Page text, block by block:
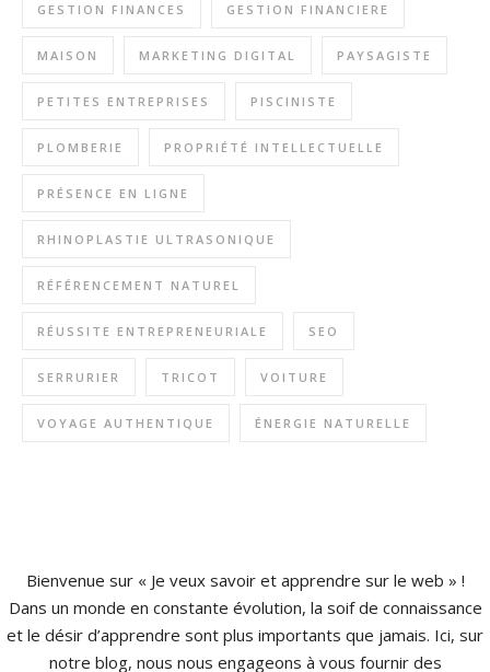
GESTION FINANCES GESTION FINANCIERE
MAISON MARKETING DIGITAL PAYSAGISTE
PETITES ENTREPRISES PISCINISTE
PLOMBERIE PROPRIÉTÉ INTELLECTUELLE
PRÉSENCE EN LIGNE
RHINOPLASTIE ULTRASONIQUE
RÉFÉRENCEMENT NATUREL
RÉUSSITE ENTREPRENEURIALE SEO
SERRURIER TRICOT VOITURE
VOYAGE AUTHENTIQUE ÉNERGIE NATURELLE
Bienvenue sur « Je veux savoir et apprendre sur le web » !
Dans un monde en constante évolution, la soif de connaissance
et le désir d’apprendre sont plus importants que jamais. Ici, sur
notre blog, nous nous engageons à vous fournir des